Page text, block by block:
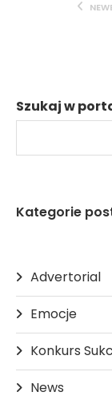
Szukaj w
Kategorie
Advertorial
Emocje
Konkurs
News